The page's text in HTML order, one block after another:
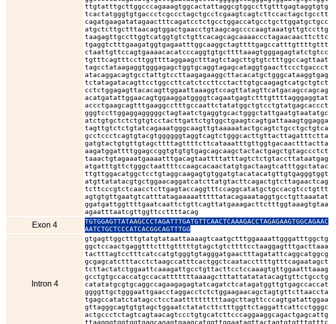
ttgtatttgcttggcccagaaagtggcactattaggcgtggccttgtttgagtaggtgtg
tcactatgggtgtgaccctcgccctagctgcctcgaagtcagtcttccactagctgcctt
cagatgaagatatagaactttcagatcctctgcctggaccatgcctgcttggatgctgcc
atgctcttgctttaacagtggactgaacctgtaagcagccccaagtaaatgttgtccttg
taagagttgccttggtcatggtgtctgttcacagcagcaaaaccctagaacaacttcttc
tgaggtctttgaagatggtgagaatttggcaaggctagttttgagccatttgttttgttt
ctaattgttccagtgaaaacacatcccaggtgtgcttttaaagtgggagagtatctgtcc
tgtttcagtttccttggttttaggaagctttagtctagcttgtgtctttggccagttaat
tagcctataagaggtgggagagctggtgcaggtagagcataggtgaacttccctgaccct
atacaggacagtgcctattgtccttaagagaaggcttacacatgctgggcataaggtgag
tctatagatacagttcctggccttcatctccttcctacttgtgcaagagtcatgctgtct
cctctggagagttacacagttggaattaaaggtccagttatagttcatgacagccagcag
acatgatattggaacagtggaaggatggggtcagaatgagtctttgttttagggaggtat
accctgaagcagtttgaaggcctttgccaattctatatggctgtcctgtatgagcaccct
gggtccttggaggagggggctagtaatctgaggtgcactgggctattgaatgtaatatgc
atctgtgctctctgtgtcctacttgattctgtggctgaagtcagtgattaaagtggagga
tagttgtctctgtatcagaaatgggcaagttgtaaaaatactgcagtctgcctgctgtca
gcctccctcagtgtacgtggggggtaggtcagtctgggcacttgttacttagatttctta
gatgtactgtgttgtagcttttagttttcttcataaatttgttggtgacaactttactta
aagatggattttggagccggtgtgtgtgagcagcaagctactactgagctgtagccctct
taaactgtagaaatgaaaatttgacagtaattttatttagtctctgtaccttataatgag
atgatttgttctgggctaattttccaagcacaactatgtgactaagtcatttggctatac
ttgttggacatggctcctgtaggcaagagtgtggatgtacatacatgttgtgagggtggt
atgttatatacgtgctggaacaggatcatcttatgtacttcagactgtcttagaactcag
tcttcccgtctcaacctcttgagtaccaggtttccaggcatatgctgccacgtcctgttt
agtgtgttgaatgtcatttatagaaaaatttttatacagaaataggtgcctgttaaatat
ggatgattggttttgaatcaattctgttcagttatgaaagacttctttggtaaagtgtaa
agaatttaatcgttggttccttttacag
Exon 4
TGTGGAGTTATAAGCCCTAGATTTGATGTTCAACTCAAAGACCTAGAGAAGTGGCAGAAC
AATCTGCTCCCATCACGGCAGTTTGG
Intron 4
gtgagttggctttgtatgtataattaaaagtcaatgctttggaaaattgggatttggctg
ggctccaactgaggtttctttgtttttgtagctgtcttttcctaaggagtttgacttaaa
tactttagtcctttcatccatgtgggtgtagggatgaactttagatattcaggcatggcg
gcgagcatctttacctctaagccatttcactggctcaataccttttgtttcagaatagct
tcttactatctggaattcaaagattgcctgttacttcctccaaagtgttggaatttaaag
gcctgtgccaccatgccacatttttttaaaagctttattatatatacagtgttctgcctg
catatatgcgtgcaggccagaagagagtatcagatctcatagatggttgtgagccaccat
ggggttgctgggaattgaacctaggacctctctggaagaacagctagtgttcttaaccta
tgagccatatctatagcctcctaattttttttttaagcttagttcccagtgatattggaa
gttagggcagtgtgtagctggaatctatatcttctttggttctaggattcattcctgggc
actgccctctagtcagtaacagtccctgtgcatcttcccaggaaggcagactgagcattg
ttaagggtggtggtgagcagagtgaagcatggttggaatagttactagtgtgtttgtttc